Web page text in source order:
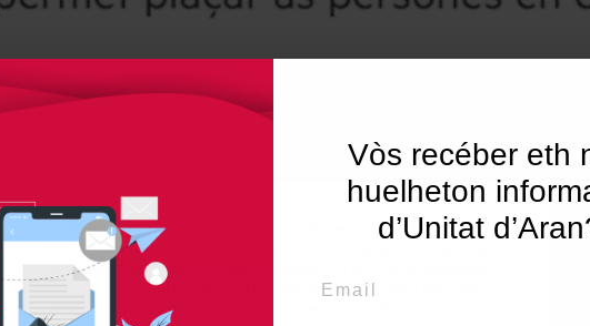
Utilitzem"cookies" al nostre lloc web per a donar a l'usuari
una experiència personalitzada i optimitzada, recordant les
seves preferències i visites regulars. Al fer clic a "Acceptar
totes", accepta l'ús de TOTES les "cookies". Tot i així, pot
visitar "Configuració de cookies" per concedir un
Vòs recéber eth
huelheton
d’Unitat